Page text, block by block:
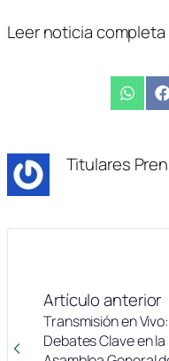
Leer noticia completa
en
Titulares
Artículo anterior
Transmisión en Vivo:
Debates Clave en la